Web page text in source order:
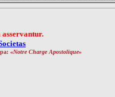
«Notre Charge Apostolique»